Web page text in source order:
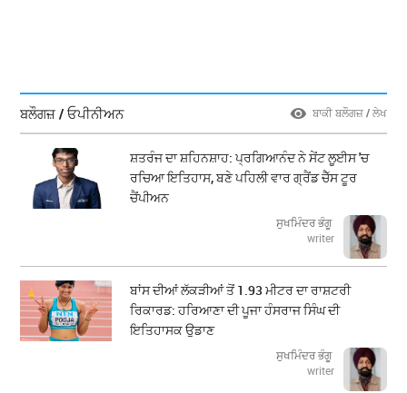
ਬਲੌਗਜ਼ / ਓਪੀਨੀਅਨ ਬਾਕੀ ਬਲੌਗਜ਼ / ਲੇਖ
ਸ਼ਤਰੰਜ ਦਾ ਸ਼ਹਿਨਸ਼ਾਹ: ਪ੍ਰਗਿਆਨੰਦ ਨੇ ਸੇਂਟ ਲੂਈਸ 'ਚ
ਰਚਿਆ ਇਤਿਹਾਸ, ਬਣੇ ਪਹਿਲੀ ਵਾਰ ਗ੍ਰੈਂਡ ਚੈੱਸ ਟੂਰ
ਚੈਂਪੀਅਨ
ਸੁਖਮਿੰਦਰ ਭੰਗੂ
writer
ਬਾਂਸ ਦੀਆਂ ਲੱਕੜੀਆਂ ਤੋਂ 1.93 ਮੀਟਰ ਦਾ ਰਾਸ਼ਟਰੀ
ਰਿਕਾਰਡ: ਹਰਿਆਣਾ ਦੀ ਪੂਜਾ ਹੰਸਰਾਜ ਸਿੰਘ ਦੀ
ਇਤਿਹਾਸਕ ਉਡਾਣ
ਸੁਖਮਿੰਦਰ ਭੰਗੂ
writer